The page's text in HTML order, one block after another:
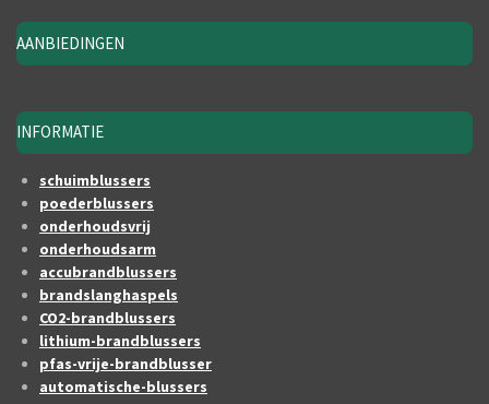
AANBIEDINGEN
INFORMATIE
schuimblussers
poederblussers
onderhoudsvrij
onderhoudsarm
accubrandblussers
brandslanghaspels
CO2-brandblussers
lithium-brandblussers
pfas-vrije-brandblusser
automatische-blussers